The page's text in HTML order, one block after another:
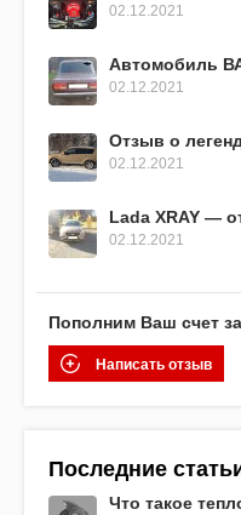
02.12.2021
Автомобиль
02.12.2021
Отзыв о
02.12.2021
Lada XRAY —
02.12.2021
Пополним Ваш счет
Написать отзыв
Последние
Что такое